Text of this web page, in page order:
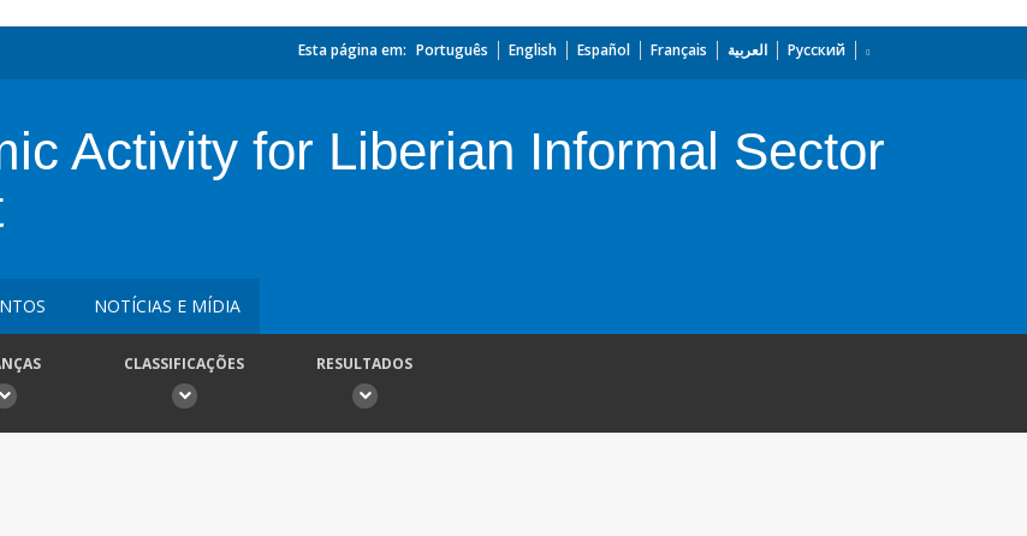
Esta página em: Português English Español Français العربية Русский
Activity for Liberian Informal Sector
NOTÍCIAS E MÍDIA
CLASSIFICAÇÕES RESULTADOS